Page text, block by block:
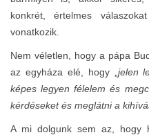
konkrét, értelmes
vonatkozik.
Nem véletlen, hogy a pápa
az egyháza elé, hogy „ jelen
képes legyen félelem és
kérdéseket és meglátni a
A mi dolgunk sem az, hogy